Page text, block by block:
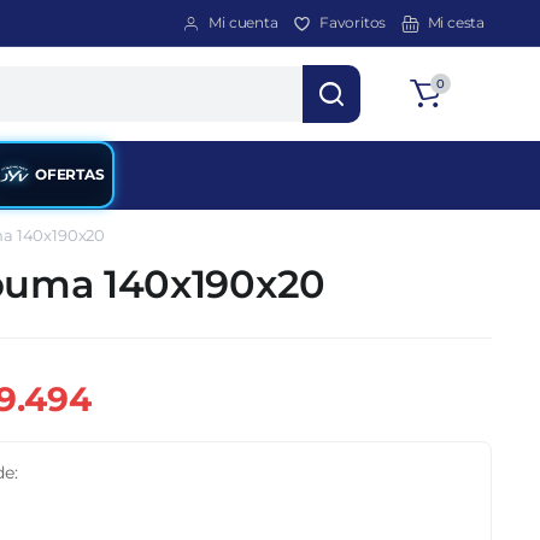
Mi cuenta Favoritos Mi cesta
0
OFERTAS
140x190x20
140x190x20